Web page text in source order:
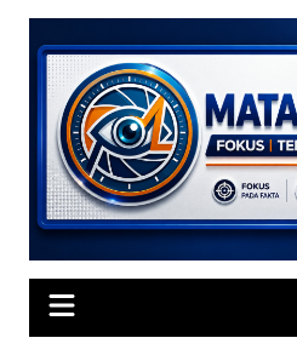
Skip
content